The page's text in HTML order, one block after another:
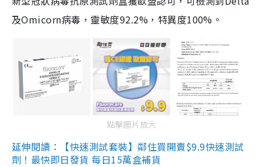
及Omicorn病毒，靈敏度92.2%，特異度100%。
點擊圖片放大
延伸閱讀：【快速測試套裝】鄰住買開賣$9.9快速測試
劑！最快即日發貨 每日15萬盒補貨